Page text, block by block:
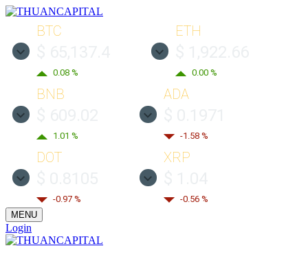
BTC
0.08 %
ETH
0.00 %
BNB
1.01 %
ADA
-1.58 %
DOT
-0.97 %
XRP
-0.56 %
MENU
Login